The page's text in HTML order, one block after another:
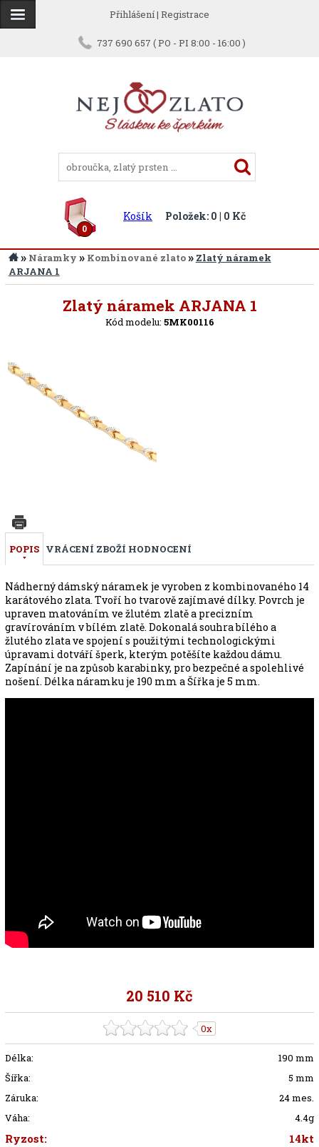
Přihlášení| Registrace
737 690 657 ( PO - PI 8:00 - 16:00 )
0
Košík Položek: 0 | 0 Kč
» Náramky » Kombinované zlato» Zlatý náramek
ARJANA 1
Zlatý náramek ARJANA 1
Kód modelu: 5MK00116
POPIS VRÁCENÍ ZBOŽÍ HODNOCENÍ
Nádherný dámský náramek je vyroben z kombinovaného 14
karátového zlata. Tvoří ho tvarově zajímavé dílky. Povrch je
upraven matováním ve žlutém zlatě a precizním
gravírováním v bílém zlatě. Dokonalá souhra bílého a
žlutého zlata ve spojení s použitými technologickými
úpravami dotváří šperk, kterým potěšíte každou dámu.
Zapínání je na způsob karabinky, pro bezpečné a spolehlivé
nošení. Délka náramku je 190 mm a Šířka je 5 mm.
20 510 Kč
0x
Délka:
190 mm
Šířka:
5 mm
Záruka:
24 mes.
Váha:
4.4g
Ryzost: 14kt